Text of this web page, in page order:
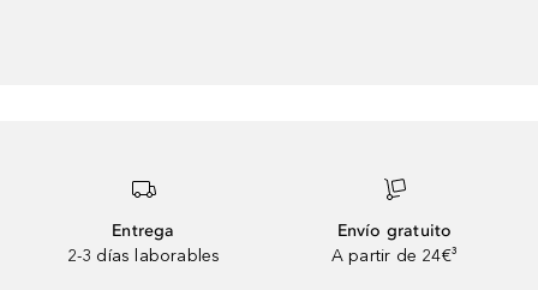
Entrega
2-3 días laborables
Envío gratuito
A partir de 24€³